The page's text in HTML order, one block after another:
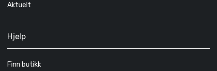
Aktuelt
Hjelp
Finn butikk